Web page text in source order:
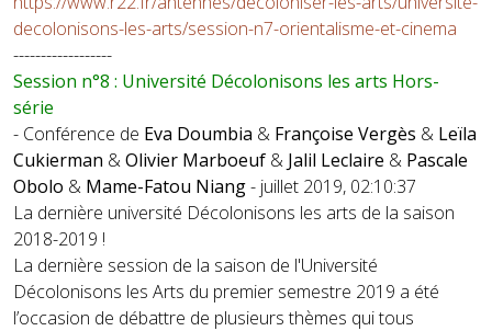
decolonisons-les-arts/session-n7-orientalisme-et-cinema
------------------
Session n°8 : Université Décolonisons les arts Hors-
série
- Conférence de Eva Doumbia & Françoise Vergès & Leïla
Cukierman &Olivier Marboeuf & Jalil Leclaire & Pascale
Obolo & Mame-Fatou Niang- juillet 2019, 02:10:37
La dernière université Décolonisons les arts de la saison
2018-2019 !
La dernière session de la saison de l'Université
Décolonisons les Arts du premier semestre 2019 a été
l’occasion de débattre de plusieurs thèmes qui tous